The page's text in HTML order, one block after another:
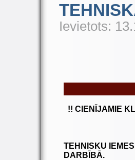
Ievietots:
!! CIENĪJAMIE
TEHNISKU
DARBĪBĀ.